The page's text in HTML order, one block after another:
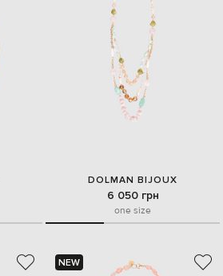
DOLMAN BIJOUX
6 050 грн
one size
NEW